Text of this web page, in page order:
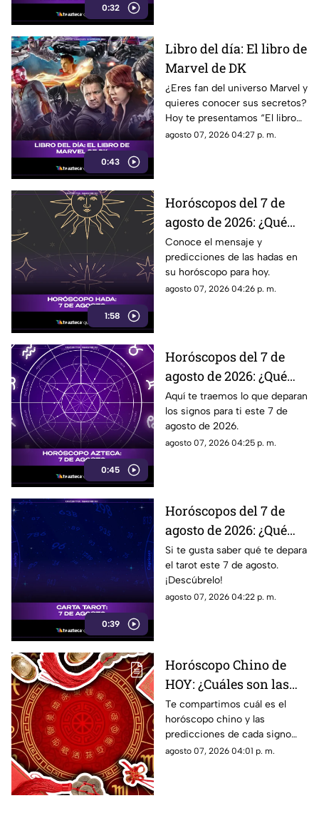
0:32
0:43
Libro del día: El libro de
Marvel de DK
¿Eres fan del universo Marvel y
quieres conocer sus secretos?
Hoy te presentamos “El libro
de Marvel de DK”, una guía
agosto 07, 2026 04:27 p. m.
1:58
Horóscopos del 7 de
agosto de 2026: ¿Qué
revelan las hadas hoy?
Conoce el mensaje y
predicciones de las hadas en
su horóscopo para hoy.
agosto 07, 2026 04:26 p. m.
0:45
Horóscopos del 7 de
agosto de 2026: ¿Qué
revelan los aztecas
hoy?
Aquí te traemos lo que deparan
los signos para ti este 7 de
agosto de 2026.
agosto 07, 2026 04:25 p. m.
0:39
Horóscopos del 7 de
agosto de 2026: ¿Qué
revelan las cartas del
tarot?
Si te gusta saber qué te depara
el tarot este 7 de agosto.
¡Descúbrelo!
agosto 07, 2026 04:22 p. m.
Horóscopo Chino de
HOY: ¿Cuáles son las
predicciones de este 7
de agosto de 2026 para
cada signo del zodiaco?
Te compartimos cuál es el
horóscopo chino y las
predicciones de cada signo
para el día de hoy, viernes 7 de
agosto 07, 2026 04:01 p. m.